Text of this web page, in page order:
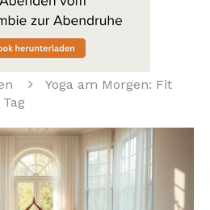
Yoga am Morgen: Fit